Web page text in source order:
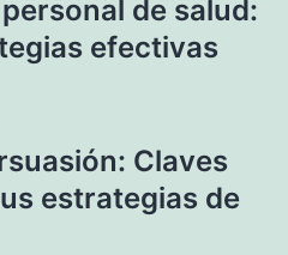
de salud:
efectivas
Claves
estrategias de